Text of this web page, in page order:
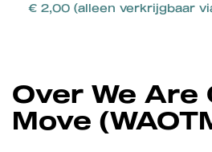
€ 2,00 (alleen verkrijgbaar
Over We Are
Move